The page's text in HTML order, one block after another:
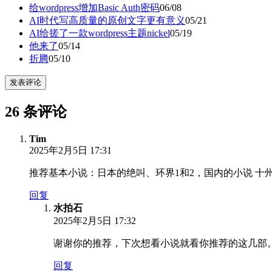
给wordpress增加Basic Auth密码06/08
AI时代写高质量的原创文字更有意义05/21
AI给搓了一款wordpress主题nickel05/19
他来了05/14
折腾05/10
发表评论
26 条评论
Tim
2025年2月5日 17:31
推荐基本小说：日本的绝叫、环界1和2，国内的小说 十
回复
水拍石
2025年2月5日 17:32
谢谢你的推荐，下次想看小说就看你推荐的这几部。
回复